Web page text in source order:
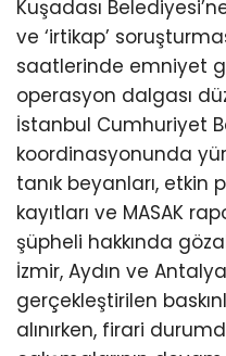
Kuşadası
ve ‘irtikap’
saatlerinde emniyet
operasyon dalgası
İstanbul Cumhuriyet
koordinasyonunda
tanık beyanları, etkin
kayıtları ve MASAK
şüpheli hakkında
İzmir, Aydın ve
gerçekleştirilen
alınırken, firari